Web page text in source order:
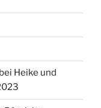
Heike und